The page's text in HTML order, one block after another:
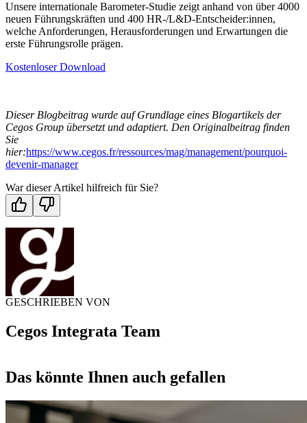
Unsere internationale Barometer-Studie zeigt anhand von über 4000
neuen Führungskräften und 400 HR-/L&D-Entscheider:innen,
welche Anforderungen, Herausforderungen und Erwartungen die
erste Führungsrolle prägen.
Kostenloser Download
Dieser Blogbeitrag wurde auf Grundlage eines Blogartikels der
Cegos Group übersetzt und adaptiert. Den Originalbeitrag finden
Sie
hier:https://www.cegos.fr/ressources/mag/management/pourquoi-
devenir-manager
War dieser Artikel hilfreich für Sie?
GESCHRIEBEN VON
Cegos Integrata Team
Das könnte Ihnen auch gefallen